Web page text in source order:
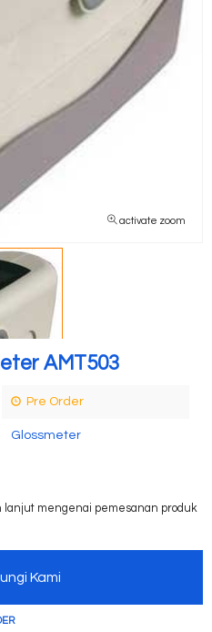
activate zoom
AMT503
Pre Order
Glossmeter
mengenai pemesanan produk
Kami